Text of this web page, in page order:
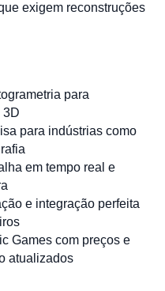
exigem reconstruções
para
3D
para indústrias como
em tempo real e
e integração perfeita
Games com preços e
atualizados